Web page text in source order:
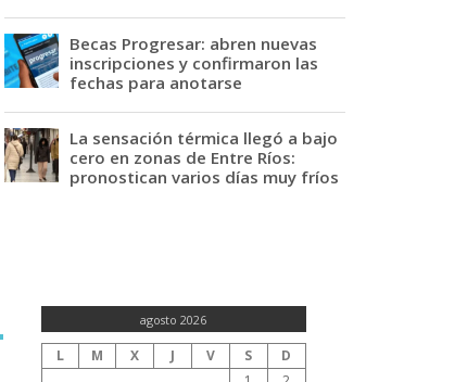
Becas Progresar: abren nuevas
inscripciones y confirmaron las
fechas para anotarse
La sensación térmica llegó a bajo
cero en zonas de Entre Ríos:
pronostican varios días muy fríos
agosto 2026
L M X J V S
D